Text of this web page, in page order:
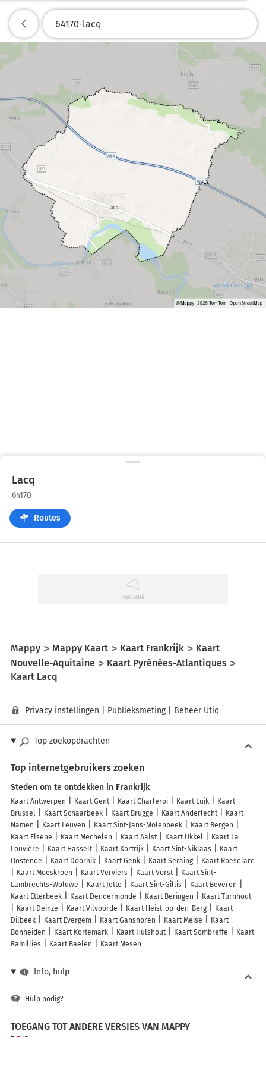
Lacq
64170
Routes
Mappy Mappy Kaart Kaart Frankrijk
Kaart
Nouvelle-Aquitaine
Kaart Pyrénées-Atlantiques
Kaart Lacq
Privacy instellingen Publieksmeting| Beheer Utiq
Top zoekopdrachten
Top internetgebruikers zoeken
Steden om te ontdekken in Frankrijk
Kaart Antwerpen Kaart Gent Kaart Charleroi Kaart Luik
Kaart
Brussel
Kaart Schaarbeek Kaart Brugge Kaart Anderlecht
Kaart
Namen
Kaart Leuven Kaart Sint-Jans-Molenbeek
Kaart Bergen
Kaart Elsene
Kaart Mechelen Kaart Aalst Kaart Ukkel
Kaart La
Louvière
Kaart Hasselt Kaart Kortrijk Kaart Sint-Niklaas
Kaart
Oostende
Kaart Doornik Kaart Genk Kaart Seraing
Kaart Roeselare
Kaart Moeskroen
Kaart Verviers Kaart Vorst
Kaart Sint-
Lambrechts-Woluwe
Kaart Jette Kaart Sint-Gillis
Kaart Beveren
Kaart Etterbeek
Kaart Dendermonde Kaart Beringen
Kaart Turnhout
Kaart Deinze
Kaart Vilvoorde Kaart Heist-op-den-Berg
Kaart
Dilbeek
Kaart Evergem Kaart Ganshoren Kaart Meise
Kaart
Bonheiden
Kaart Kortemark Kaart Hulshout Kaart Sombreffe
Kaart
Ramillies
Kaart Baelen Kaart Mesen
Info, hulp
Hulp nodig?
TOEGANG TOT ANDERE VERSIES VAN MAPPY
France